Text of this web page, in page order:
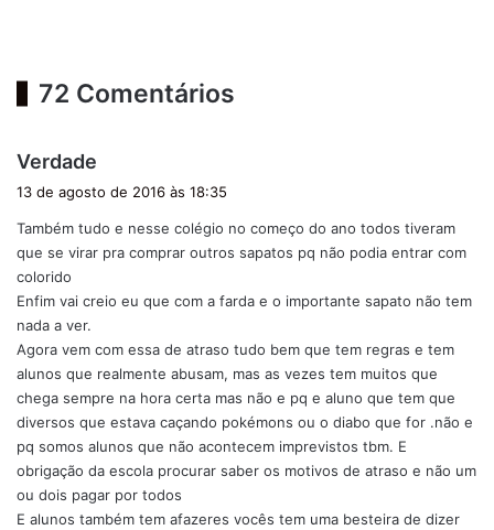
72 Comentários
Verdade
s
e
13 de agosto de 2016 às 18:35
Também tudo e nesse colégio no começo do ano todos tiveram
que se virar pra comprar outros sapatos pq não podia entrar com
colorido
Enfim vai creio eu que com a farda e o importante sapato não tem
nada a ver.
Agora vem com essa de atraso tudo bem que tem regras e tem
alunos que realmente abusam, mas as vezes tem muitos que
chega sempre na hora certa mas não e pq e aluno que tem que
diversos que estava caçando pokémons ou o diabo que for .não e
pq somos alunos que não acontecem imprevistos tbm. E
obrigação da escola procurar saber os motivos de atraso e não um
ou dois pagar por todos
E alunos também tem afazeres vocês tem uma besteira de dizer